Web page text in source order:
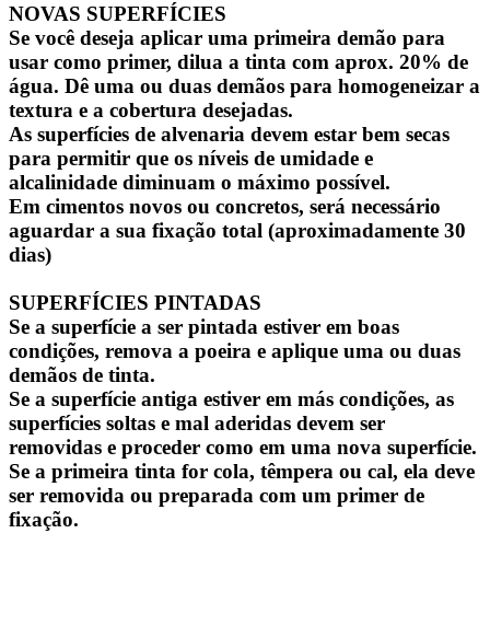
NOVAS SUPERFÍCIES
Se você deseja aplicar uma primeira demão para
usar como primer, dilua a tinta com aprox. 20% de
água. Dê uma ou duas demãos para homogeneizar a
textura e a cobertura desejadas.
As superfícies de alvenaria devem estar bem secas
para permitir que os níveis de umidade e
alcalinidade diminuam o máximo possível.
Em cimentos novos ou concretos, será necessário
aguardar a sua fixação total (aproximadamente 30
dias)
SUPERFÍCIES PINTADAS
Se a superfície a ser pintada estiver em boas
condições, remova a poeira e aplique uma ou duas
demãos de tinta.
Se a superfície antiga estiver em más condições, as
superfícies soltas e mal aderidas devem ser
removidas e proceder como em uma nova superfície.
Se a primeira tinta for cola, têmpera ou cal, ela deve
ser removida ou preparada com um primer de
fixação.